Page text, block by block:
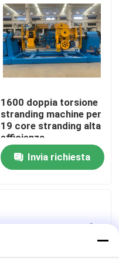
1600 doppia torsione
stranding machine per
19 core stranding alta
efficienza
Invia richiesta